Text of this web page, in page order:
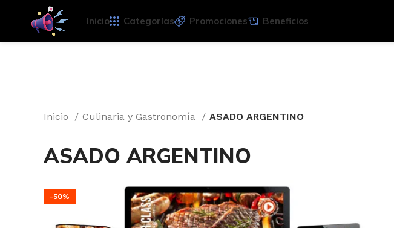
Inicio Categorías Promociones Beneficios
Inicio Culinaria y Gastronomía ASADO ARGENTINO
ASADO ARGENTINO
-50%